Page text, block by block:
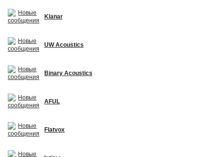
Klanar
UW Acoustics
Binary Acoustics
AFUL
Flatvox